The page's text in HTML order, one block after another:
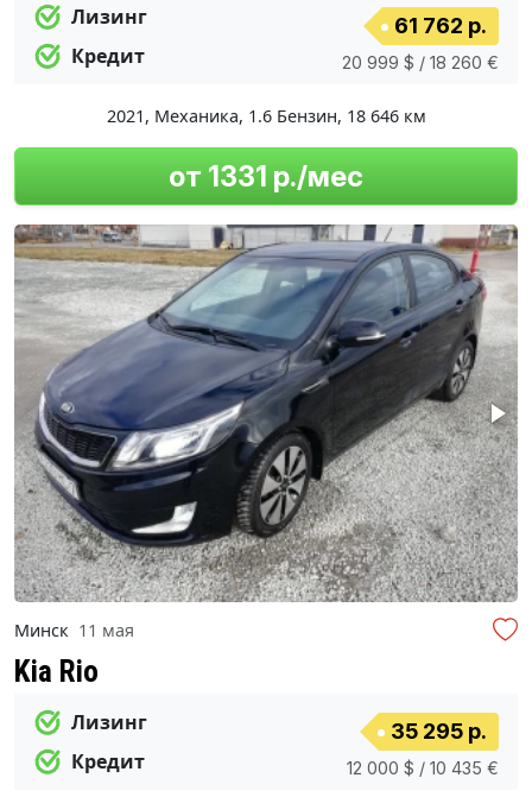
Лизинг
Кредит
61 762 р.
20 999 $ / 18 260 €
2021, Механика, 1.6 Бензин, 18 646 км
от 1331 р./мес
Минск 11 мая
Kia Rio
Лизинг
Кредит
35 295 р.
12 000 $ / 10 435 €